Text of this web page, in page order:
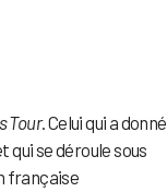
Tour. Celui qui a donné
qui se déroule sous
française